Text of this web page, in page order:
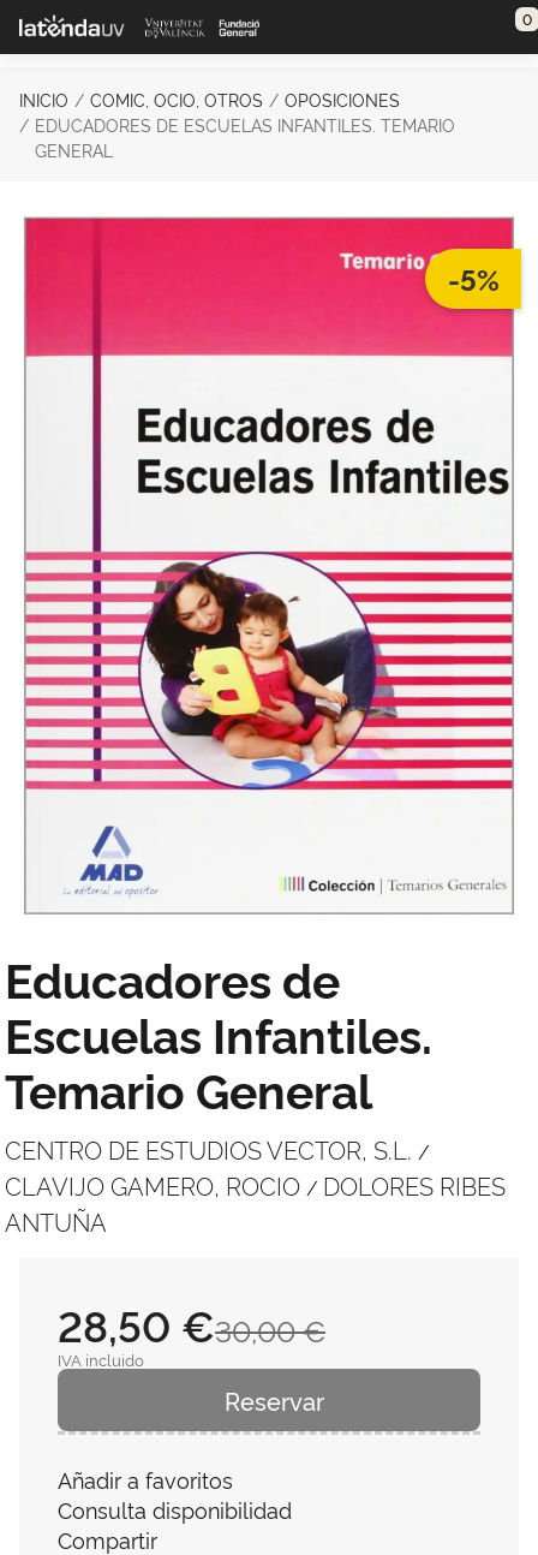
Saltar al contenido principal 0
INICIO COMIC, OCIO, OTROS
OPOSICIONES
EDUCADORES DE ESCUELAS INFANTILES. TEMARIO
GENERAL
-5%
Educadores de
Escuelas Infantiles.
Temario General
CENTRO DE ESTUDIOS VECTOR, S.L. /
CLAVIJO GAMERO, ROCIO / DOLORES RIBES
ANTUÑA
30,00 €
28,50 €
IVA incluido
Reservar
Añadir a favoritos
Consulta disponibilidad
Compartir